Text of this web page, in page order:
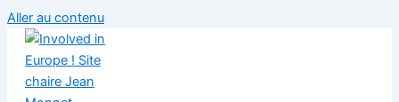
Aller au contenu